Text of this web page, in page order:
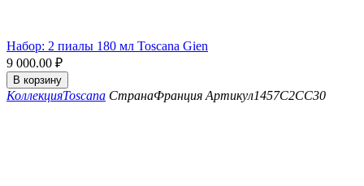
Набор: 2 пиалы 180 мл Toscana Gien
9 000.00 ₽
В корзину
КоллекцияToscana СтранаФранция Артикул1457C2CC30